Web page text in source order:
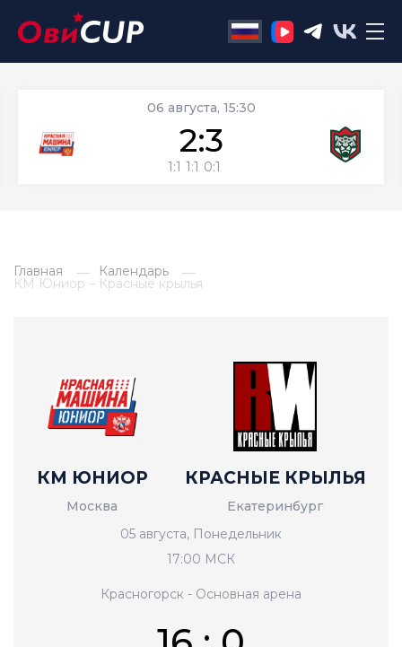
06 августа, 15:30
2:3
1:1 1:1 0:1
Главная Календарь
КМ Юниор – Красные крылья
КМ ЮНИОР
Москва
05 августа, Понедельник
17:00 МСК
Красногорск - Основная арена
КРАСНЫЕ КРЫЛЬЯ
Екатеринбург